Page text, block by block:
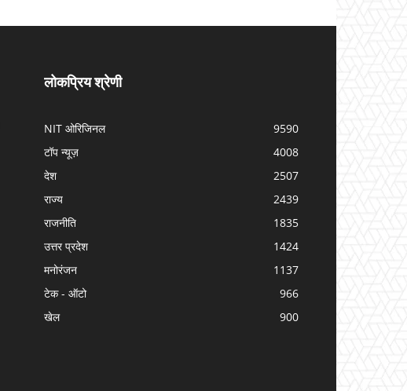
लोकप्रिय श्रेणी
NIT ओरिजिनल
9590
टॉप न्यूज़
4008
देश
2507
राज्य
2439
राजनीति
1835
उत्तर प्रदेश
1424
मनोरंजन
1137
टेक - ऑटो
966
खेल
900